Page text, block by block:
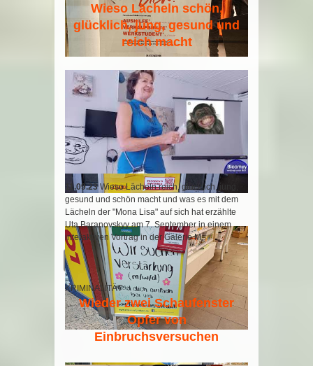
Wieso Lächeln schön,
glücklich, jung, gesund und
reich macht
11.09.23Wieso Lächeln reich, glücklich, jung,
gesund und schön macht und was es mit dem
Lächeln der "Mona Lisa" auf sich hat erzählte
Uta Baranovskyy am 7. September in einem
interaktiven Vortrag in der Galerie M.
Weiterlesen …
KRIMINALITÄT
Wieder zwei Schaufenster
Opfer von
Einbruchsversuchen